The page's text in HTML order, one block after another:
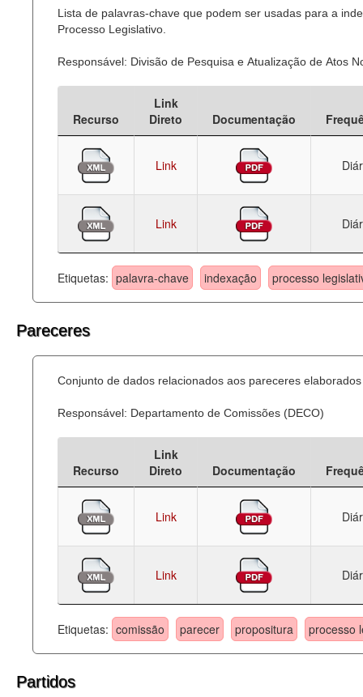
Lista de palavras-chave que podem ser usadas para a
Processo Legislativo.
Responsável: Divisão de Pesquisa e Atualização de Atos
Recurso
Link
Direto
Documentação
Link
Link
Etiquetas: palavra-chave indexação processo
Pareceres
Conjunto de dados relacionados aos pareceres
Responsável: Departamento de Comissões (DECO)
Recurso
Link
Direto
Documentação
Link
Link
Etiquetas: comissão parecer propositura processo
Partidos